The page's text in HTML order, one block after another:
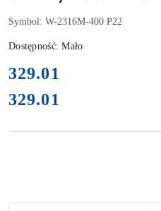
Symbol: W-2316M-400 P22
Dostępność:Mało
cena:
329.01
Cena:
329.01